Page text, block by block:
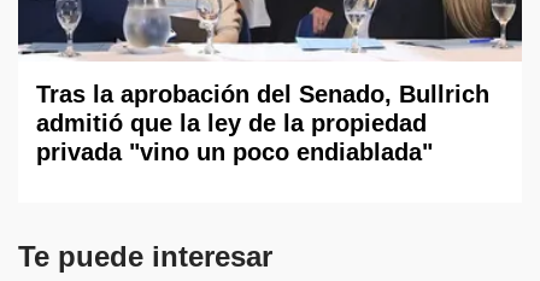
Tras la aprobación del Senado, Bullrich
admitió que la ley de la propiedad
privada "vino un poco endiablada"
Te puede interesar